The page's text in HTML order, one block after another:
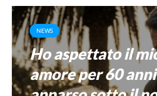
NEWS
Ho aspettato il
amore per 60